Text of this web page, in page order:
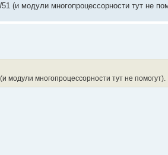
модули многопроцессорности тут не
многопроцессорности тут не помогут).